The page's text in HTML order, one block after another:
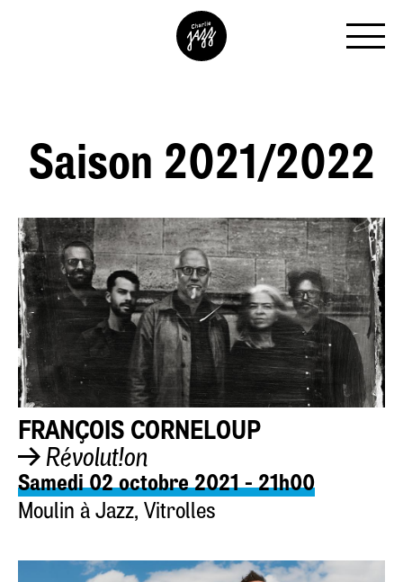
Saison 2021/2022
FRANÇOIS CORNELOUP
Révolut!on
Samedi 02 octobre 2021 - 21h00
Moulin à Jazz, Vitrolles